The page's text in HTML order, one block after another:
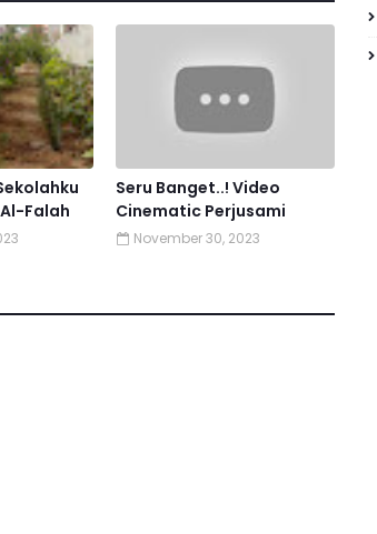
Falah
Seru Banget..! Video
Cinematic Perjusami
November 30, 2023